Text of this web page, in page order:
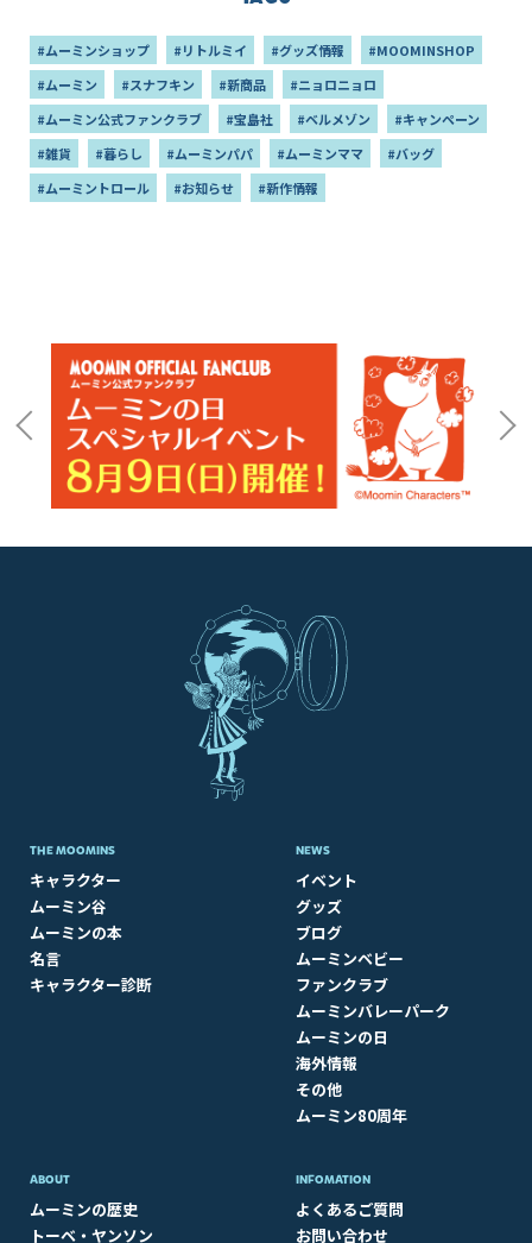
#ムーミンショップ #リトルミイ #グッズ情報
#MOOMINSHOP
#ムーミン
#スナフキン #新商品
#ニョロニョロ
#ムーミン公式ファンクラブ
#宝島社 #ベルメゾン
#キャンペーン
#雑貨
#暮らし #ムーミンパパ #ムーミンママ
#バッグ
#ムーミントロール
#お知らせ #新作情報
THE MOOMINS
キャラクター
ムーミン谷
ムーミンの本
名言
キャラクター診断
NEWS
イベント
グッズ
ブログ
ムーミンベビー
ファンクラブ
ムーミンバレーパーク
ムーミンの日
海外情報
その他
ムーミン80周年
ABOUT​
ムーミンの歴史
トーベ・ヤンソン
INFOMATION
よくあるご質問
お問い合わせ